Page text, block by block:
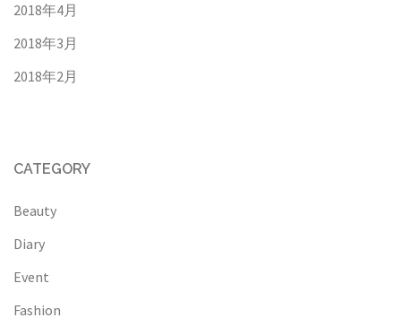
2018年4月
2018年3月
2018年2月
CATEGORY
Beauty
Diary
Event
Fashion